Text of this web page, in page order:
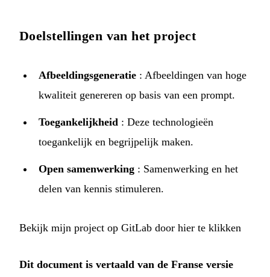
Doelstellingen van het project
Afbeeldingsgeneratie : Afbeeldingen van hoge
kwaliteit genereren op basis van een prompt.
Toegankelijkheid : Deze technologieën
toegankelijk en begrijpelijk maken.
Open samenwerking : Samenwerking en het
delen van kennis stimuleren.
Bekijk mijn project op GitLab door hier te klikken
Dit document is vertaald van de Franse versie